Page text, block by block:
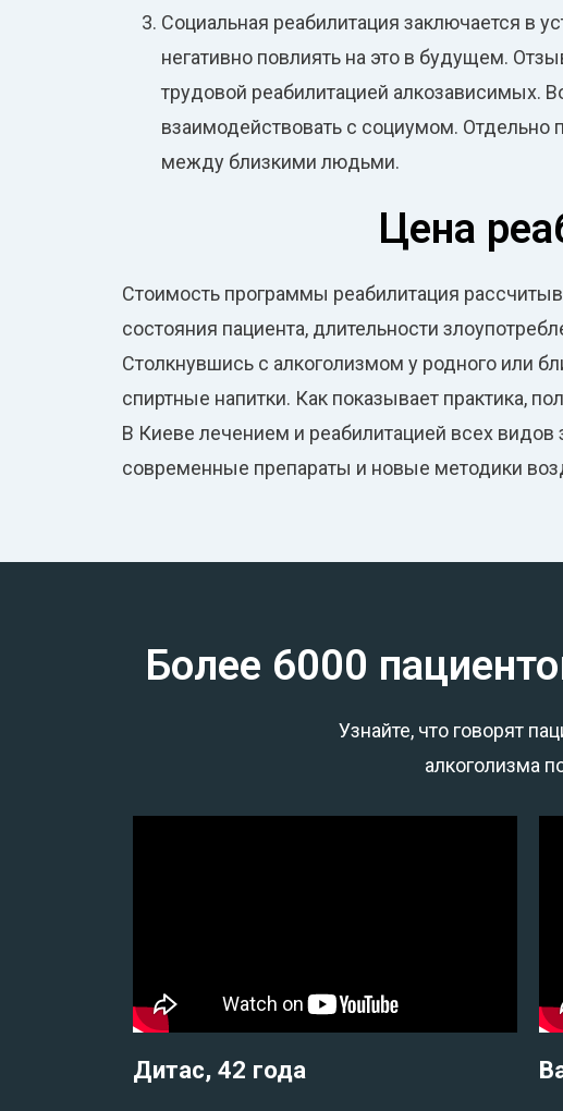
Социальная реабилитация заключается в
негативно повлиять на это в будущем.
трудовой реабилитацией алкозависимых.
взаимодействовать с социумом.
между близкими людьми.
Цена
Стоимость программы реабилитация
состояния пациента, длительности
Столкнувшись с алкоголизмом у родного или
спиртные напитки. Как показывает практика,
В Киеве лечением и реабилитацией всех
современные препараты и новые методики
Более 6000
Узнайте, что говорят
алкоголизма
Дитас, 42 года